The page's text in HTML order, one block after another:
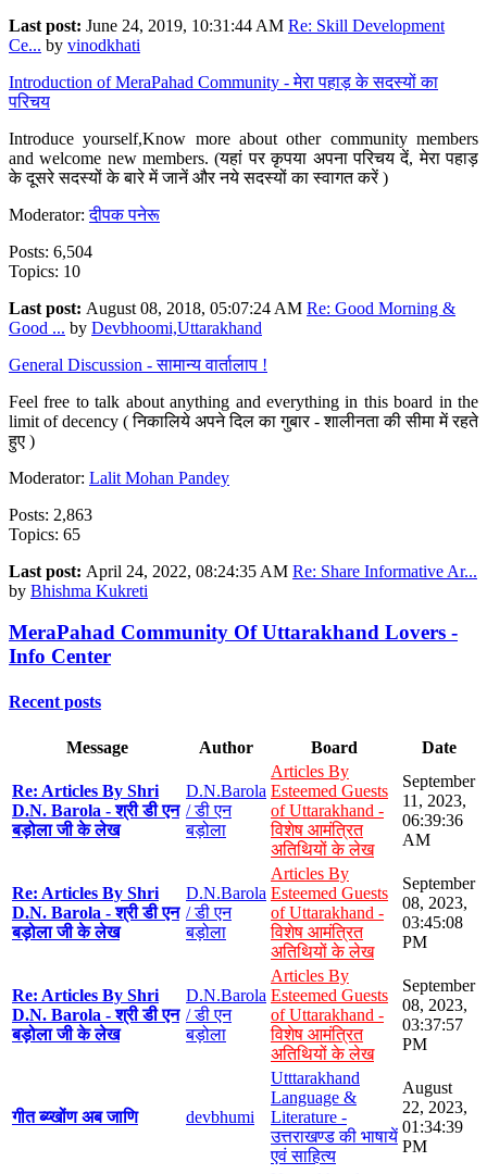
Last post: June 24, 2019, 10:31:44 AM Re: Skill Development
Ce... by vinodkhati
Introduction of MeraPahad Community - मेरा पहाड़ के सदस्यों का
परिचय
Introduce yourself,Know more about other community members
and welcome new members. (यहां पर कृपया अपना परिचय दें, मेरा पहाड़
के दूसरे सदस्यों के बारे में जानें और नये सदस्यों का स्वागत करें )
Moderator:दीपक पनेरू
Posts: 6,504
Topics: 10
Last post: August 08, 2018, 05:07:24 AM Re: Good Morning &
Good ... by Devbhoomi,Uttarakhand
General Discussion - सामान्य वार्तालाप !
Feel free to talk about anything and everything in this board in the
limit of decency ( निकालिये अपने दिल का गुबार - शालीनता की सीमा में रहते
हुए )
Moderator: Lalit Mohan Pandey
Posts: 2,863
Topics: 65
Last post: April 24, 2022, 08:24:35 AM Re: Share Informative Ar...
by Bhishma Kukreti
MeraPahad Community Of Uttarakhand Lovers -
Info Center
Recent posts
Message Author Board Date
Re: Articles By Shri
D.N. Barola - श्री डी एन
बड़ोला जी के लेख
D.N.Barola
/ डी एन
बड़ोला
Articles By
Esteemed Guests
of Uttarakhand -
विशेष आमंत्रित
अतिथियों के लेख
September
11, 2023,
06:39:36
AM
Re: Articles By Shri
D.N. Barola - श्री डी एन
बड़ोला जी के लेख
D.N.Barola
/ डी एन
बड़ोला
Articles By
Esteemed Guests
of Uttarakhand -
विशेष आमंत्रित
अतिथियों के लेख
September
08, 2023,
03:45:08
PM
Re: Articles By Shri
D.N. Barola - श्री डी एन
बड़ोला जी के लेख
D.N.Barola
/ डी एन
बड़ोला
Articles By
Esteemed Guests
of Uttarakhand -
विशेष आमंत्रित
अतिथियों के लेख
September
08, 2023,
03:37:57
PM
गीत ब्य्खोंण अब जाणि devbhumi
Utttarakhand
Language &
Literature -
उत्तराखण्ड की भाषायें
एवं साहित्य
August
22, 2023,
01:34:39
PM